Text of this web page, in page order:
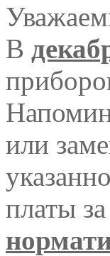
В
или
платы